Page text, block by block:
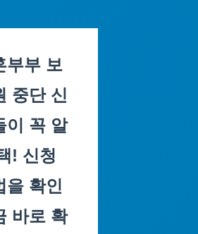
부부 보
중단 신
꼭 알
! 신청
을 확인
바로 확